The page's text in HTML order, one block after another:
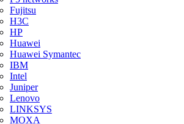
Fujitsu
H3С
HP
Huawei
Huawei Symantec
IBM
Intel
Juniper
Lenovo
LINKSYS
MOXA